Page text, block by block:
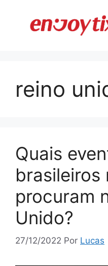
reino
Quais
brasileiros
procuram
Unido?
27/12/2022 Por Lucas